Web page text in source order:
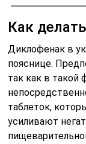
Как
Диклофенак в
пояснице.
так как в такой
таблеток,
усиливают